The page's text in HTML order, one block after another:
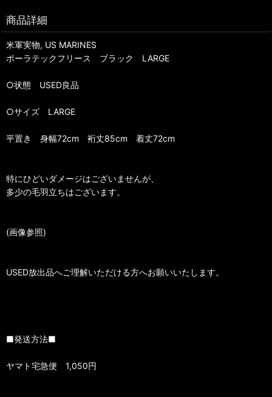
商品詳細
米軍実物, US MARINES
ポーラテックフリース ブラック LARGE
○状態 USED良品
○サイズ LARGE
平置き 身幅72cm 裄丈85cm 着丈72cm
特にひどいダメージはございませんが、
多少の毛羽立ちはございます。
(画像参照)
USED放出品へご理解いただける方へお願いいたします。
■発送方法■
ヤマト宅急便 1,050円